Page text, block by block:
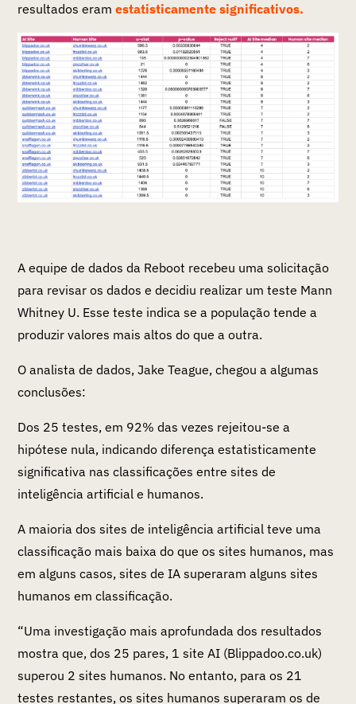
resultados eramestatisticamente significativos.
A equipe de dados da Reboot recebeu uma solicitação
para revisar os dados e decidiu realizar um teste Mann
Whitney U. Esse teste indica se a população tende a
produzir valores mais altos do que a outra.
O analista de dados, Jake Teague, chegou a algumas
conclusões:
Dos 25 testes, em 92% das vezes rejeitou-se a
hipótese nula, indicando diferença estatisticamente
significativa nas classificações entre sites de
inteligência artificial e humanos.
A maioria dos sites de inteligência artificial teve uma
classificação mais baixa do que os sites humanos, mas
em alguns casos, sites de IA superaram alguns sites
humanos em classificação.
“Uma investigação mais aprofundada dos resultados
mostra que, dos 25 pares, 1 site AI (Blippadoo.co.uk)
superou 2 sites humanos. No entanto, para os 21
testes restantes, os sites humanos superaram os de